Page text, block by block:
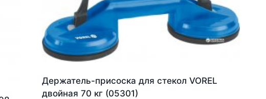
Держатель-присоска для стекол VOREL
двойная 70 кг (05301)